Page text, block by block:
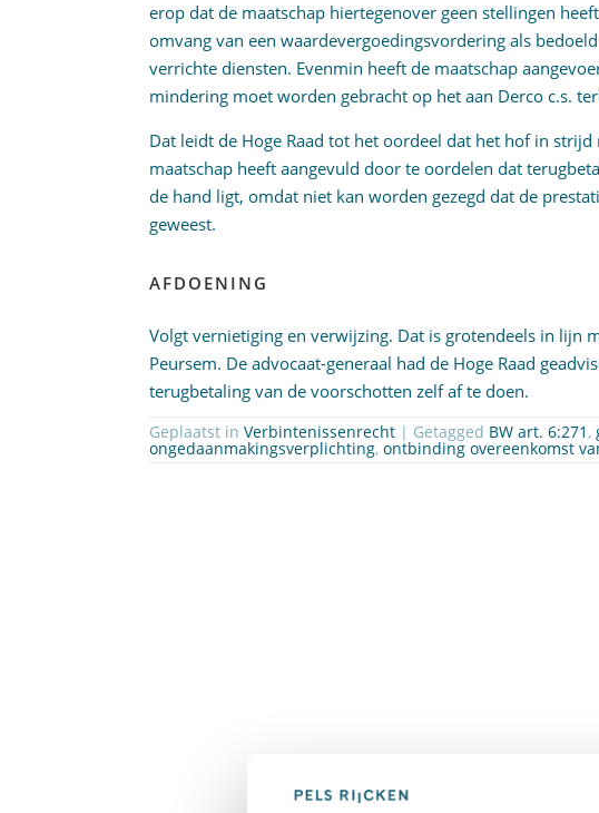
erop dat de maatschap hiertegenover geen stellingen
omvang van een waardevergoedingsvordering als
verrichte diensten. Evenmin heeft de maatschap
mindering moet worden gebracht op het aan Derco c.s.
Dat leidt de Hoge Raad tot het oordeel dat het hof in
maatschap heeft aangevuld door te oordelen dat
de hand ligt, omdat niet kan worden gezegd dat de
geweest.
AFDOENING
Volgt vernietiging en verwijzing. Dat is grotendeels in lijn
Peursem. De advocaat-generaal had de Hoge Raad
terugbetaling van de voorschotten zelf af te doen.
Geplaatst inVerbintenissenrecht | Getagged BW art. 6:271 ,
ongedaanmakingsverplichting,ontbinding overeenkomst